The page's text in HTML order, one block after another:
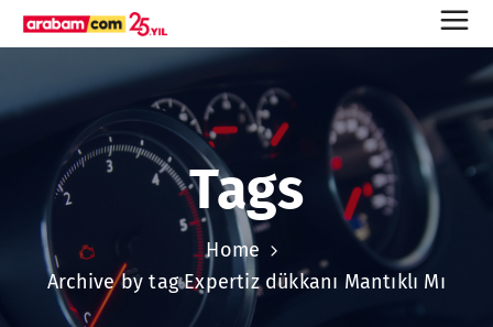
Tags
Home
Archive by tag Expertiz dükkanı Mantıklı Mı